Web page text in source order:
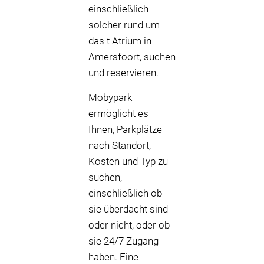
einschließlich
solcher rund um
das t Atrium in
Amersfoort, suchen
und reservieren.
Mobypark
ermöglicht es
Ihnen, Parkplätze
nach Standort,
Kosten und Typ zu
suchen,
einschließlich ob
sie überdacht sind
oder nicht, oder ob
sie 24/7 Zugang
haben. Eine